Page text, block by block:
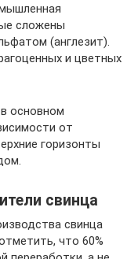
сложены
(англезит).
и цветных
основном
от
горизонты
свинца
свинца
что 60%